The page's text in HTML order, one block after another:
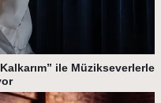
ile Müzikseverlerle